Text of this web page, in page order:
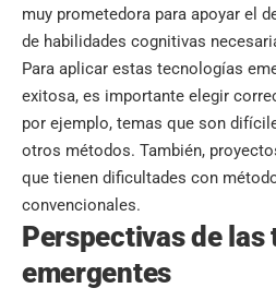
muy prometedora para apoyar el
de habilidades cognitivas
Para aplicar estas tecnologías
exitosa, es importante elegir
por ejemplo, temas que son
otros métodos. También,
que tienen dificultades con
convencionales.
Perspectivas de
emergentes